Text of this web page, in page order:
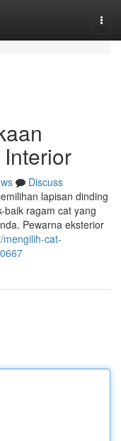
Discuss
lapisan dinding
baik ragam cat yang
Pewarna eksterior
cat-